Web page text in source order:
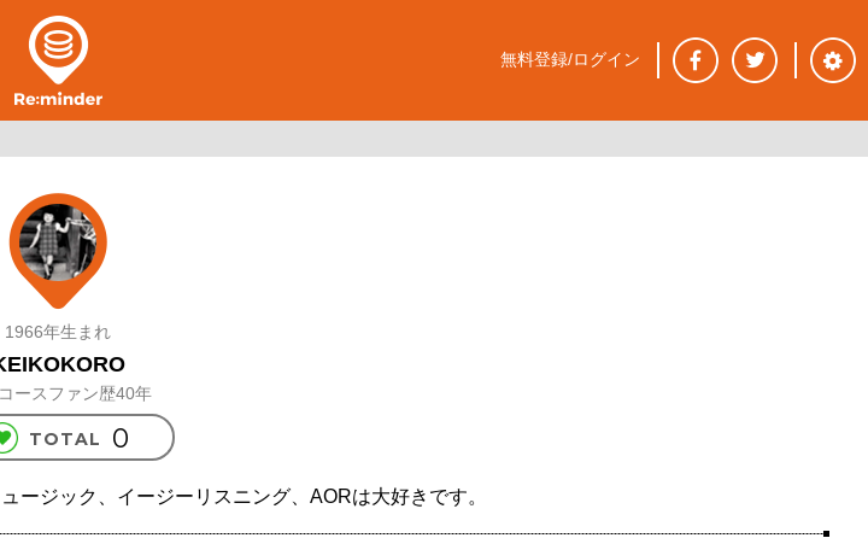
1966年生まれ
ースファン歴40年
TOTAL 0
ージック、イージーリスニング、AORは大好きです。
無料登録/ログイン